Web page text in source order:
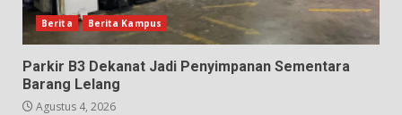
Berita Berita Kampus
Parkir B3 Dekanat Jadi Penyimpanan Sementara
Barang Lelang
Agustus 4, 2026